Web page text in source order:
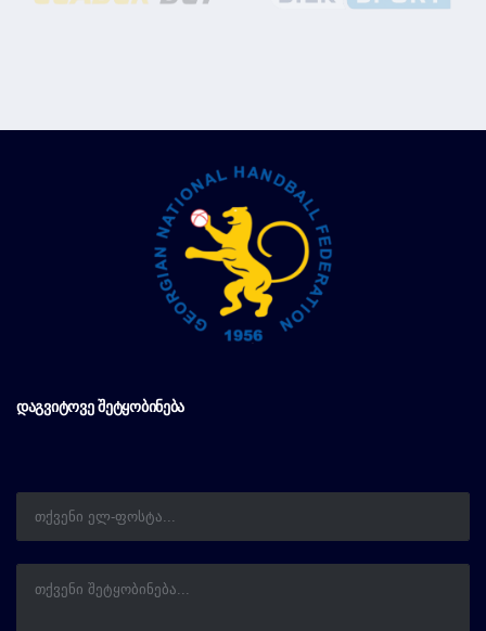
ᲓᲐᲒᲕᲘᲢᲝᲕᲔ ᲨᲔᲢᲧᲝᲑᲘᲜᲔᲑᲐ